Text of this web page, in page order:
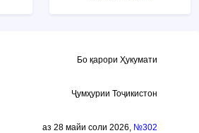
Бо қарори Ҳукумати
Ҷумҳурии Тоҷикистон
аз 28 майи соли 2026, №302